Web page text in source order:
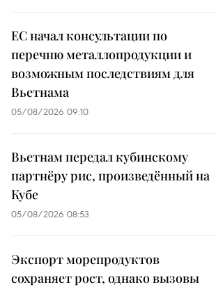
ЕС начал консультации по
перечню металлопродукции и
возможным последствиям для
Вьетнама
05/08/2026 09:10
Вьетнам передал кубинскому
партнёру рис, произведённый на
Кубе
05/08/2026 08:53
Экспорт морепродуктов
сохраняет рост, однако вызовы